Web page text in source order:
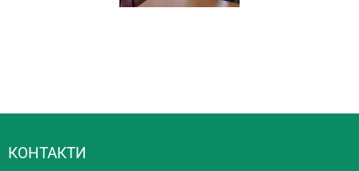
КОНТАКТИ